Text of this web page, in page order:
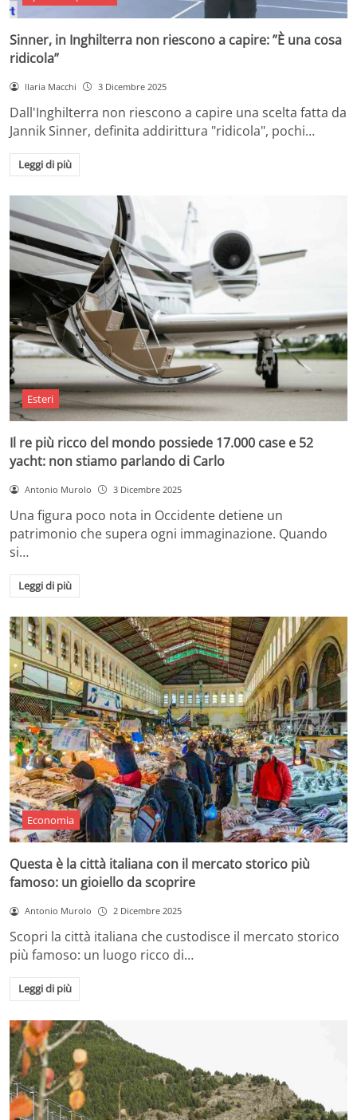
Sinner, in Inghilterra non riescono a capire: ”È una cosa
ridicola”
Ilaria Macchi 3 Dicembre 2025
Dall'Inghilterra non riescono a capire una scelta fatta da
Jannik Sinner, definita addirittura "ridicola", pochi…
Leggi di più
Esteri
Il re più ricco del mondo possiede 17.000 case e 52
yacht: non stiamo parlando di Carlo
Antonio Murolo 3 Dicembre 2025
Una figura poco nota in Occidente detiene un
patrimonio che supera ogni immaginazione. Quando
si…
Leggi di più
Economia
Questa è la città italiana con il mercato storico più
famoso: un gioiello da scoprire
Antonio Murolo 2 Dicembre 2025
Scopri la città italiana che custodisce il mercato storico
più famoso: un luogo ricco di…
Leggi di più